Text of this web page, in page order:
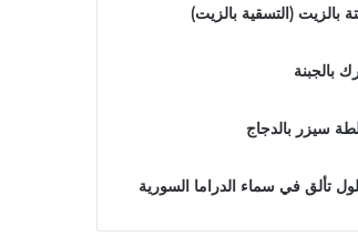
بالزيت (التسقية بالزيت)
بالجبنة
سيزر بالدجاج
تألق في سماء الدراما السورية